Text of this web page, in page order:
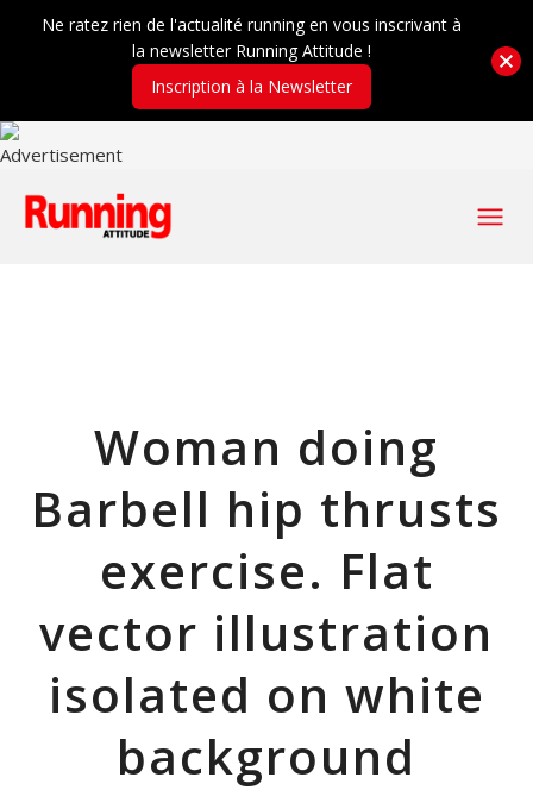
Woman doing
Barbell hip thrusts
exercise. Flat
vector illustration
isolated on white
background
Ne ratez rien de l'actualité running en vous inscrivant à
la newsletter Running Attitude !
Inscription à la Newsletter